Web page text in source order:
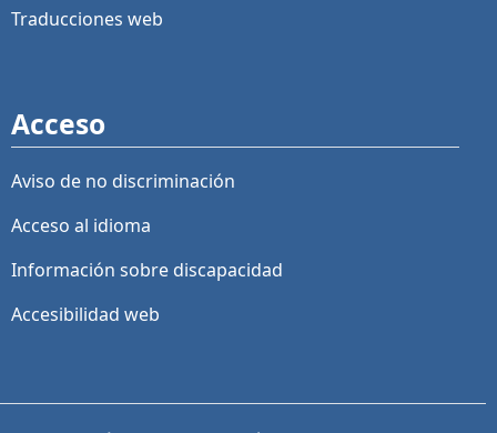
Traducciones web
Acceso
Aviso de no discriminación
Acceso al idioma
Información sobre discapacidad
Accesibilidad web